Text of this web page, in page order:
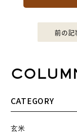
前の記
CATEGORY
玄米